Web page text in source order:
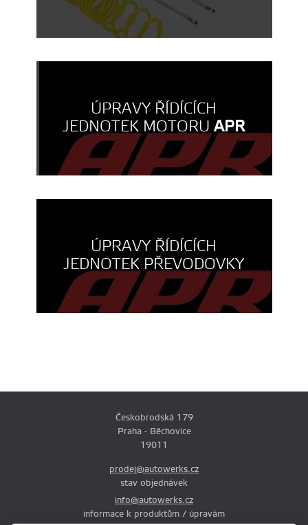
ÚPRAVY ŘÍDÍCÍCH
JEDNOTEK MOTORUAPR
ÚPRAVY ŘÍDÍCÍCH
JEDNOTEK PŘEVODOVKY
Českobrodská 179
Praha - Běchovice
19011
prodej@autowerks.cz
stav objednávek
info@autowerks.cz
informace k produktům / úpravám